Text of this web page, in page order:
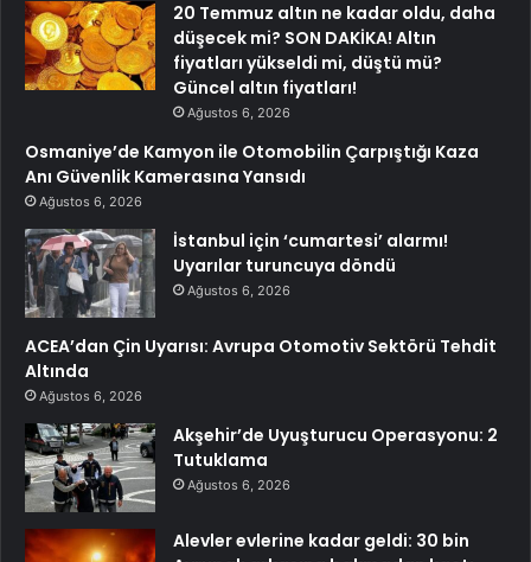
20 Temmuz altın ne kadar oldu, daha
düşecek mi? SON DAKİKA! Altın
fiyatları yükseldi mi, düştü mü?
Güncel altın fiyatları!
Ağustos 6, 2026
Osmaniye’de Kamyon ile Otomobilin Çarpıştığı Kaza
Anı Güvenlik Kamerasına Yansıdı
Ağustos 6, 2026
İstanbul için ‘cumartesi’ alarmı!
Uyarılar turuncuya döndü
Ağustos 6, 2026
ACEA’dan Çin Uyarısı: Avrupa Otomotiv Sektörü Tehdit
Altında
Ağustos 6, 2026
Akşehir’de Uyuşturucu Operasyonu: 2
Tutuklama
Ağustos 6, 2026
Alevler evlerine kadar geldi: 30 bin